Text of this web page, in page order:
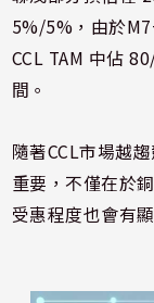
5%/5%，由於
CCL TAM 中佔
間。
隨著CCL市場越
重要，不僅在於
受惠程度也會有